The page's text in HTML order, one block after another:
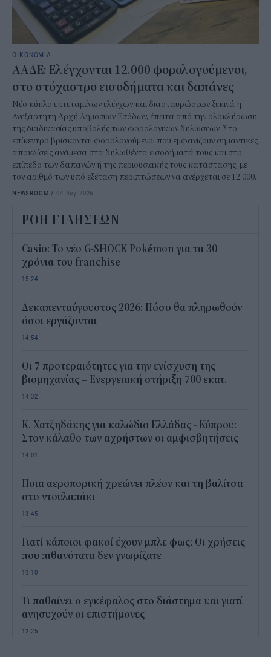
ΟΙΚΟΝΟΜΙΑ
ΑΑΔΕ: Ελέγχονται 12.000 φορολογούμενοι,
στο στόχαστρο εισοδήματα και δαπάνες
Νέο κύκλο εκτεταμένων ελέγχων και διασταυρώσεων ξεκινά η
Ανεξάρτητη Αρχή Δημοσίων Εσόδων, έπειτα από την ολοκλήρωση
της διαδικασίας υποβολής των φορολογικών δηλώσεων. Στο
επίκεντρο βρίσκονται φορολογούμενοι που εμφανίζουν σημαντικές
αποκλίσεις ανάμεσα στα δηλωθέντα εισοδήματά τους και στο
επίπεδο των δαπανών ή της περιουσιακής τους κατάστασης, με
τον αριθμό των υπό εξέταση περιπτώσεων να ανέρχεται σε 12.000.
NEWSROOM / 04 Αυγ 2026
ΡΟΗ ΕΙΔΗΣΕΩΝ
Casio: Το νέο G-SHOCK Pokémon για τα 30
χρόνια του franchise
15:24
Δεκαπενταύγουστος 2026: Πόσο θα πληρωθούν
όσοι εργάζονται
14:54
Οι 7 προτεραιότητες για την ενίσχυση της
βιομηχανίας – Ενεργειακή στήριξη 700 εκατ.
14:32
Κ. Χατζηδάκης για καλώδιο Ελλάδας - Κύπρου:
Στον κάλαθο των αχρήστων οι αμφισβητήσεις
14:01
Ποια αεροπορική χρεώνει πλέον και τη βαλίτσα
στο ντουλαπάκι
13:45
Γιατί κάποιοι φακοί έχουν μπλε φως; Οι χρήσεις
που πιθανότατα δεν γνωρίζατε
13:10
Τι παθαίνει ο εγκέφαλος στο διάστημα και γιατί
ανησυχούν οι επιστήμονες
12:25